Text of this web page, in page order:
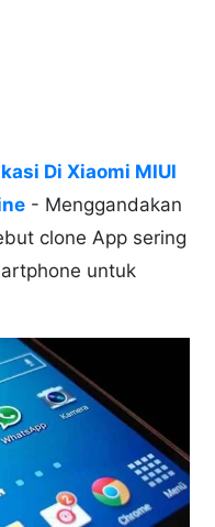
Di Xiaomi MIUI
- Menggandakan
clone App sering
untuk